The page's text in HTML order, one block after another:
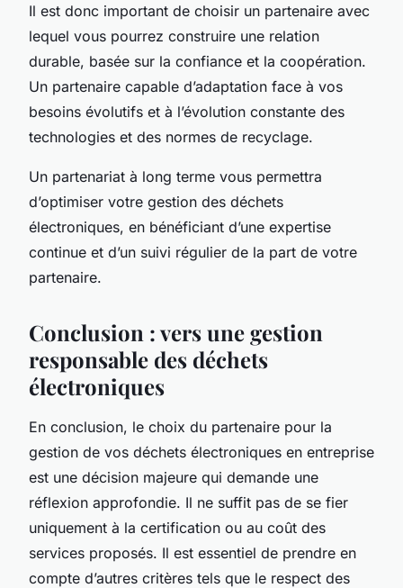
Il est donc important de choisir un partenaire avec
lequel vous pourrez construire une relation
durable, basée sur la confiance et la coopération.
Un partenaire capable d’adaptation face à vos
besoins évolutifs et à l’évolution constante des
technologies et des normes de recyclage.
Un partenariat à long terme vous permettra
d’optimiser votre gestion des déchets
électroniques, en bénéficiant d’une expertise
continue et d’un suivi régulier de la part de votre
partenaire.
Conclusion : vers une gestion
responsable des déchets
électroniques
En conclusion, le choix du partenaire pour la
gestion de vos déchets électroniques en entreprise
est une décision majeure qui demande une
réflexion approfondie. Il ne suffit pas de se fier
uniquement à la certification ou au coût des
services proposés. Il est essentiel de prendre en
compte d’autres critères tels que le respect des